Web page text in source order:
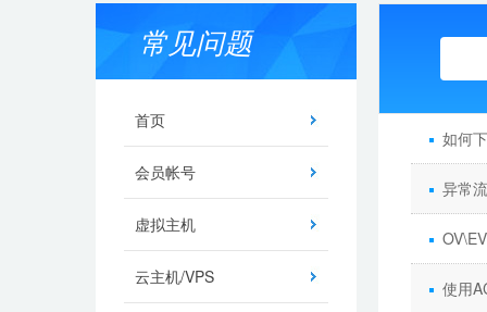
常见问题
首页
会员帐号
虚拟主机
云主机/VPS
如何
异常
使用